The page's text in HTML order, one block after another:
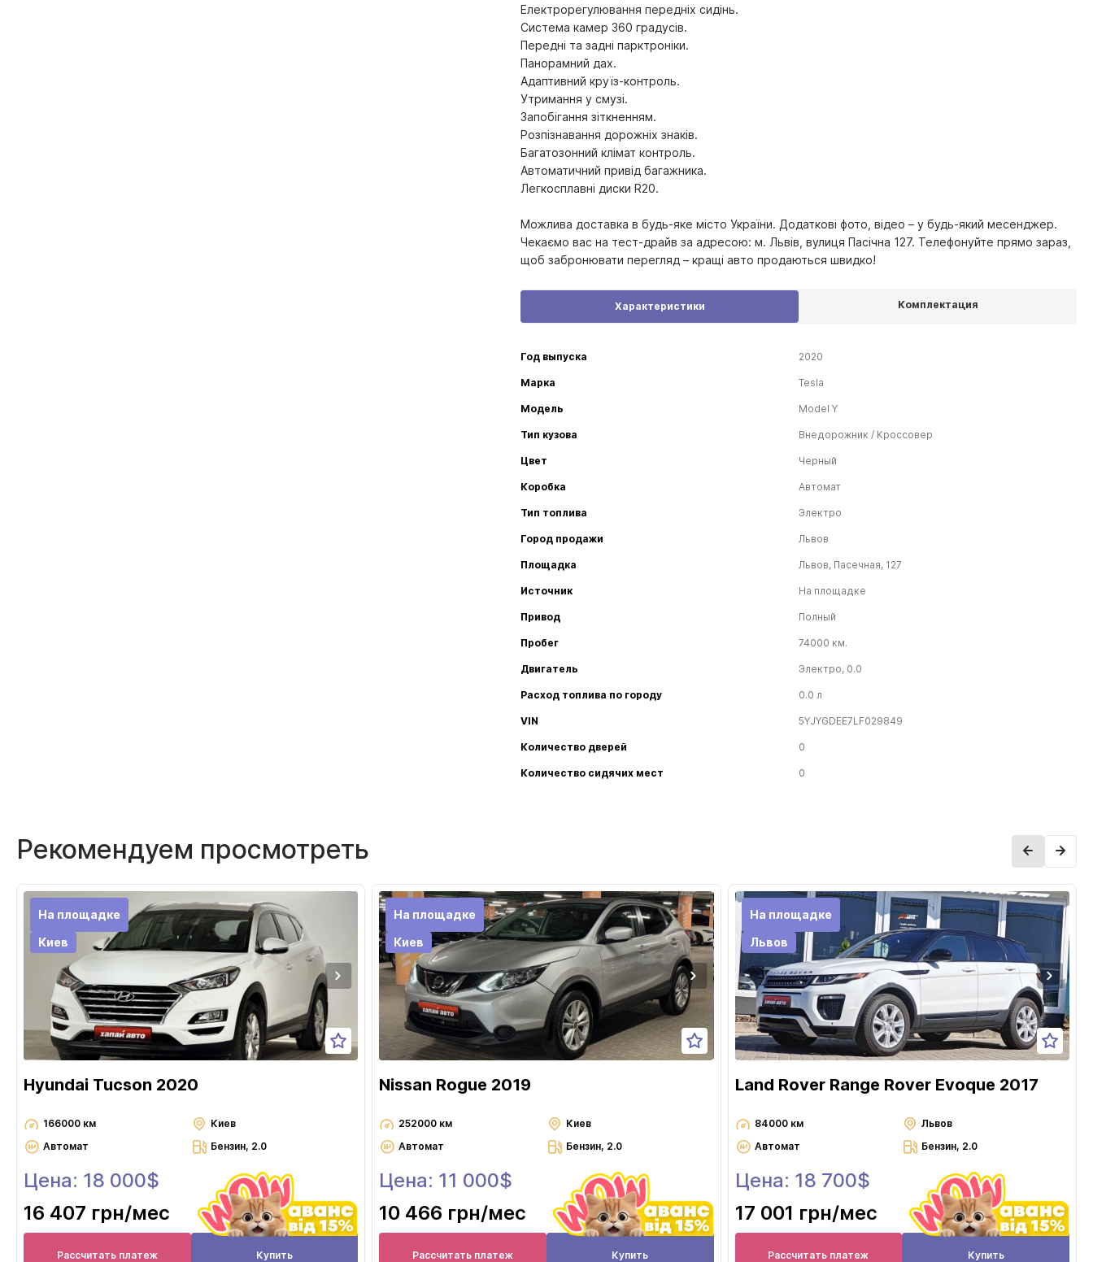
Електрорегулювання передніх сидінь.
Система камер 360 градусів.
Передні та задні парктроніки.
Панорамний дах.
Адаптивний круїз-контроль.
Утримання у смузі.
Запобігання зіткненням.
Розпізнавання дорожніх знаків.
Багатозонний клімат контроль.
Автоматичний привід багажника.
Легкосплавні диски R20.
Можлива доставка в будь-яке місто України. Додаткові фото, відео – у будь-який месенджер.
Чекаємо вас на тест-драйв за адресою: м. Львів, вулиця Пасічна 127. Телефонуйте прямо зараз,
щоб забронювати перегляд – кращі авто продаються швидко!
Характеристики Комплектация
Год выпуска 2020
Марка Tesla
Модель Model Y
Тип кузова Внедорожник / Кроссовер
Цвет Черный
Коробка Автомат
Тип топлива Электро
Город продажи Львов
Площадка Львов, Пасечная, 127
Источник На площадке
Привод Полный
Пробег 74000 км.
Двигатель Электро, 0.0
Расход топлива по городу 0.0 л
VIN 5YJYGDEE7LF029849
Количество дверей 0
Количество сидячих мест 0
Рекомендуем просмотреть
На площадке
Киев
Hyundai Tucson 2020
166000 км
Киев
Автомат
Бензин, 2.0
Цена: 18 000$
16 407 грн/мес
Рассчитать платеж Купить
На площадке
Киев
Nissan Rogue 2019
252000 км
Киев
Автомат
Бензин, 2.0
Цена: 11 000$
10 466 грн/мес
Рассчитать платеж Купить
На площадке
Львов
Land Rover Range Rover Evoque 2017
84000 км
Львов
Автомат
Бензин, 2.0
Цена: 18 700$
17 001 грн/мес
Рассчитать платеж Купить